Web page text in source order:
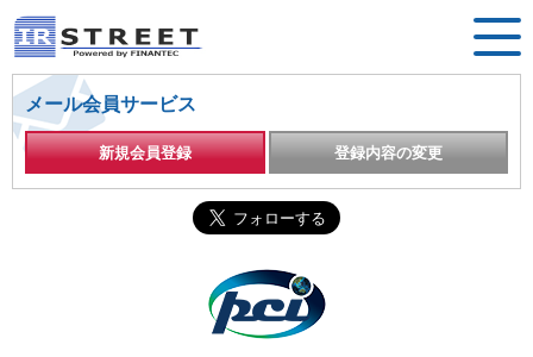
メール会員サービス
新規会員登録 登録内容の変更